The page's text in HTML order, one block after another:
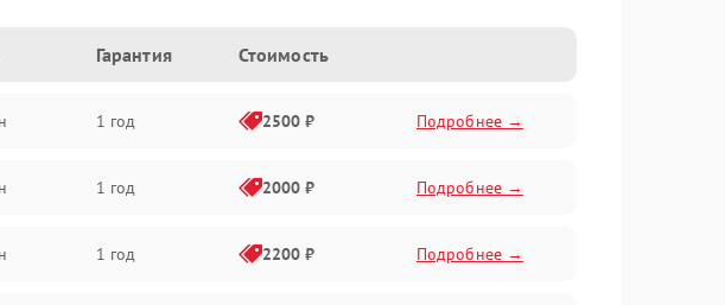
Гарантия Стоимость
1 год 2500 ₽ Подробнее →
1 год 2000 ₽ Подробнее →
1 год 2200 ₽ Подробнее →